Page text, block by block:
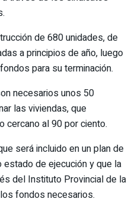
de 680 unidades, de
a principios de año, luego
para su terminación.
necesarios unos 50
las viviendas, que
cercano al 90 por ciento.
será incluido en un plan de
de ejecución y que la
del Instituto Provincial de la
fondos necesarios.